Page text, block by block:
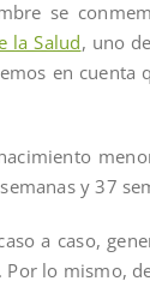
se
la Salud, uno
en cuenta
y 37
a caso,
lo mismo,